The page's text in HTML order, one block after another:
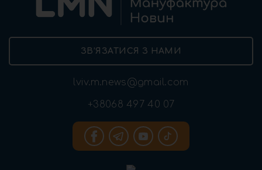
ЗВ’ЯЗАТИСЯ З НАМИ
lviv.m.news@gmail.com
+38068 497 40 07